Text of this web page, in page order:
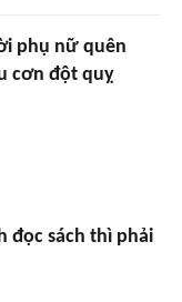
phụ nữ quên
cơn đột quỵ
đọc sách thì phải